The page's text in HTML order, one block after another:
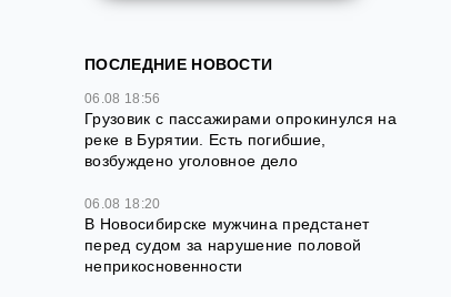
ПОСЛЕДНИЕ НОВОСТИ
06.08 18:56
Грузовик с пассажирами опрокинулся на
реке в Бурятии. Есть погибшие,
возбуждено уголовное дело
06.08 18:20
В Новосибирске мужчина предстанет
перед судом за нарушение половой
неприкосновенности